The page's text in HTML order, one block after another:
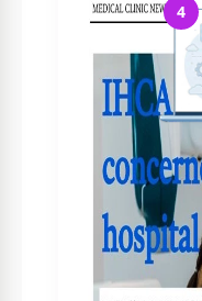
4
Imprima,
Imprima, exporte como
Modelos